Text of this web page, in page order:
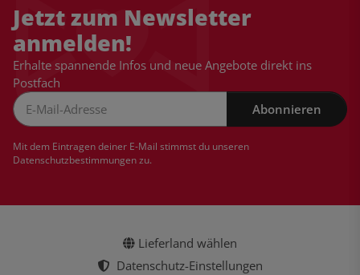
Jetzt zum Newsletter
anmelden!
Erhalte spannende Infos und neue Angebote direkt ins
Postfach
Abonnieren
Mit dem Eintragen deiner E-Mail stimmst du unseren
Datenschutzbestimmungenzu.
Lieferland wählen
Datenschutz-Einstellungen